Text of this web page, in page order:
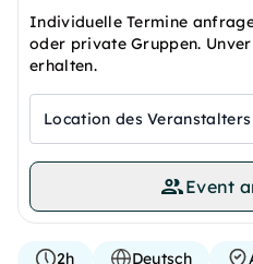
Individuelle Termine
oder private Gruppen.
erhalten.
Location des Veranstalters
Event
2h Deutsch